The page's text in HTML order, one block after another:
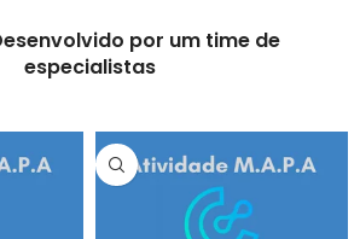
por um time de
especialistas